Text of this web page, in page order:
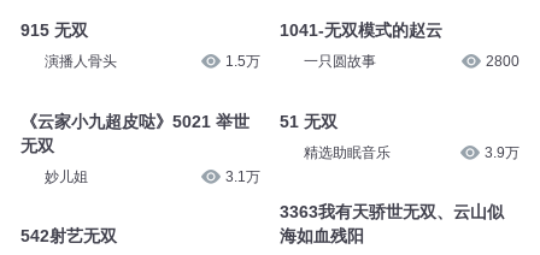
915 无双
演播人骨头 1.5万
《云家小九超皮哒》5021 举世
无双
妙儿姐 3.1万
542射艺无双
1041-无双模式的赵云
一只圆故事 2800
51 无双
精选助眠音乐 3.9万
3363我有天骄世无双、云山似
海如血残阳